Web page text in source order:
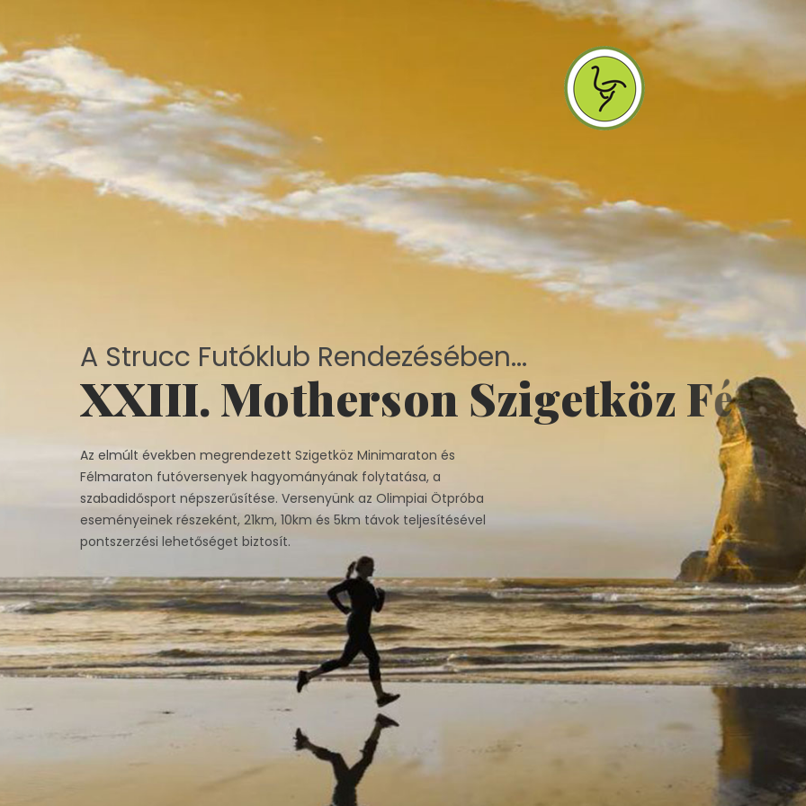
A Strucc Futóklub Rendezésében...
XXIII.Motherson SzigetközFélma
Az elmúlt években megrendezett Szigetköz Minimaraton és
Félmaraton futóversenyek hagyományának folytatása, a
szabadidősport népszerűsítése. Versenyünk az Olimpiai Ötpróba
eseményeinek részeként, 21km, 10km és 5km távok teljesítésével
pontszerzési lehetőséget biztosít.